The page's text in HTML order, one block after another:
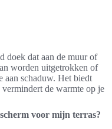
doek dat aan de muur of
worden uitgetrokken of
aan schaduw. Het biedt
de warmte op je
voor mijn terras?